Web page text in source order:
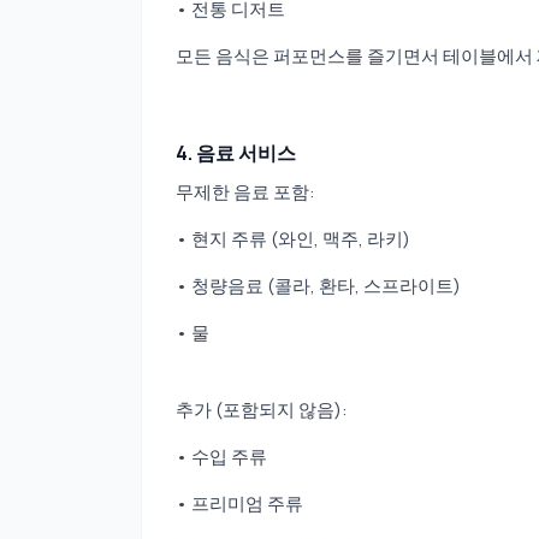
• 전통 디저트
모든 음식은 퍼포먼스를 즐기면서 테이블에서
4. 음료 서비스
무제한 음료 포함:
• 현지 주류 (와인, 맥주, 라키)
• 청량음료 (콜라, 환타, 스프라이트)
• 물
추가 (포함되지 않음):
• 수입 주류
• 프리미엄 주류